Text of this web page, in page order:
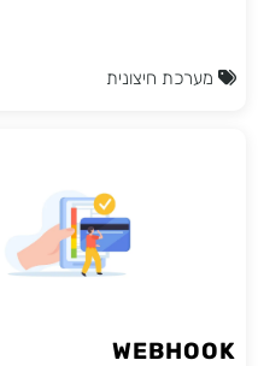
מערכת חיצונית
WEBHOOK